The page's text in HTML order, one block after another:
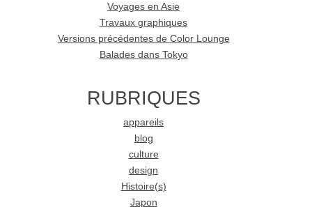
Voyages en Asie
Travaux graphiques
Versions précédentes de Color Lounge
Balades dans Tokyo
RUBRIQUES
appareils
blog
culture
design
Histoire(s)
Japon